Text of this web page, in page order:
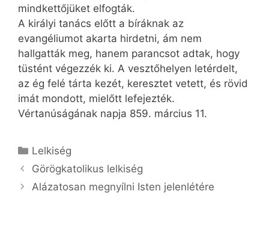
mindkettőjüket elfogták.
A királyi tanács előtt a bíráknak az
evangéliumot akarta hirdetni, ám nem
hallgatták meg, hanem parancsot adtak, hogy
tüstént végezzék ki. A vesztőhelyen letérdelt,
az ég felé tárta kezét, keresztet vetett, és rövid
imát mondott, mielőtt lefejezték.
Vértanúságának napja 859. március 11.
Kategória
Lelkiség
Görögkatolikus lelkiség
Alázatosan megnyílni Isten jelenlétére